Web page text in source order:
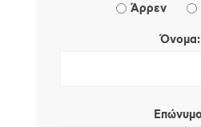
Άρρεν
Όνομα: